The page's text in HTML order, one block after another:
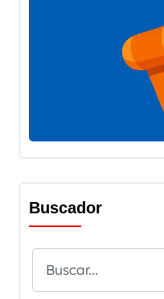
Buscador